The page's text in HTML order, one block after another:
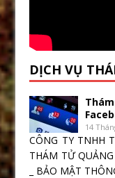
DỊCH VỤ
14
CÔNG TY TNHH
THÁM TỬ
_ BẢO MẬT